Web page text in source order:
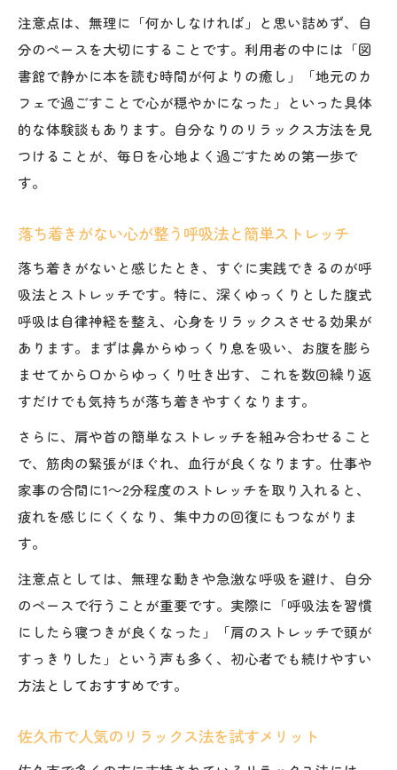
注意点は、無理に「何かしなければ」と思い詰めず、自
分のペースを大切にすることです。利用者の中には「図
書館で静かに本を読む時間が何よりの癒し」「地元のカ
フェで過ごすことで心が穏やかになった」といった具体
的な体験談もあります。自分なりのリラックス方法を見
つけることが、毎日を心地よく過ごすための第一歩で
す。
落ち着きがない心が整う呼吸法と簡単ストレッチ
落ち着きがないと感じたとき、すぐに実践できるのが呼
吸法とストレッチです。特に、深くゆっくりとした腹式
呼吸は自律神経を整え、心身をリラックスさせる効果が
あります。まずは鼻からゆっくり息を吸い、お腹を膨ら
ませてから口からゆっくり吐き出す、これを数回繰り返
すだけでも気持ちが落ち着きやすくなります。
さらに、肩や首の簡単なストレッチを組み合わせること
で、筋肉の緊張がほぐれ、血行が良くなります。仕事や
家事の合間に1～2分程度のストレッチを取り入れると、
疲れを感じにくくなり、集中力の回復にもつながりま
す。
注意点としては、無理な動きや急激な呼吸を避け、自分
のペースで行うことが重要です。実際に「呼吸法を習慣
にしたら寝つきが良くなった」「肩のストレッチで頭が
すっきりした」という声も多く、初心者でも続けやすい
方法としておすすめです。
佐久市で人気のリラックス法を試すメリット